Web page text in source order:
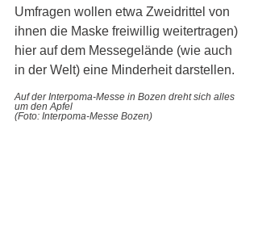
Umfragen wollen etwa Zweidrittel von
ihnen die Maske freiwillig weitertragen)
hier auf dem Messegelände (wie auch
in der Welt) eine Minderheit darstellen.
Auf der Interpoma-Messe in Bozen dreht sich alles
um den Apfel
(Foto: Interpoma-Messe Bozen)